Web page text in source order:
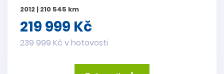
2012 | 210 545 km
219 999 Kč
239 999 Kč v hotovosti